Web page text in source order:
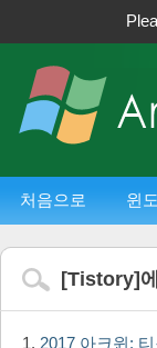
처음으로 윈
[Tistory]
2017 아크윈: